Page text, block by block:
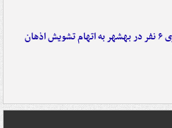
دستگیری ۶ نفر در بهشهر به اتهام تشویش اذهان